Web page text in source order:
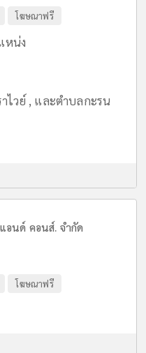
โฆษณาฟรี
หน่ง
ไวย์ , และตำบลกะรน
อนด์ คอนส์. จำกัด
โฆษณาฟรี